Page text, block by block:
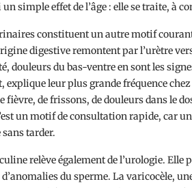
simple effet de l’âge : elle se traite, à
constituent un autre motif
digestive remontent par l’urètre
douleurs du bas-ventre en sont les
explique leur plus grande fréquence
fièvre, de frissons, de douleurs dans le
un motif de consultation rapide, car
tarder.
relève également de l’urologie. Elle
du sperme. La varicocèle,